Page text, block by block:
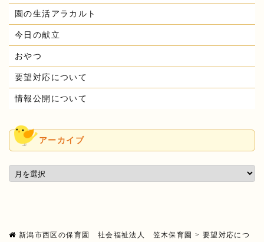
園の生活アラカルト
今日の献立
おやつ
要望対応について
情報公開について
アーカイブ
新潟市西区の保育園 社会福祉法人 笠木保育園 > 要望対応につ